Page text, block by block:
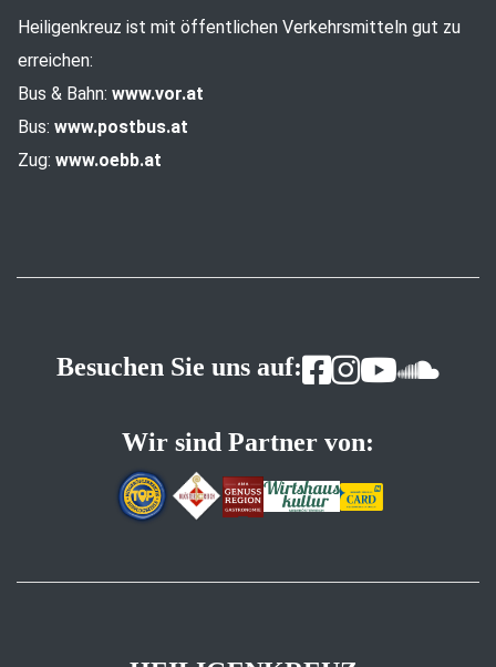
Heiligenkreuz ist mit öffentlichen Verkehrsmitteln gut zu
erreichen:
Bus & Bahn: www.vor.at
Bus: www.postbus.at
Zug: www.oebb.at
Besuchen Sie uns auf:
Wir sind Partner von: